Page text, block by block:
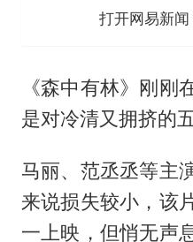
打开网易新
《森中有林》刚刚
是对冷清又拥挤的
马丽、范丞丞等主
来说损失较小，该
一上映，但悄无声